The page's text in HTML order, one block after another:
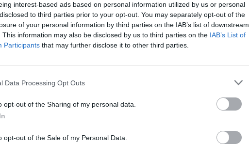
interest-based ads based on personal information utilized by us or personal
to third parties prior to your opt-out. You may separately opt-out of the
of your personal information by third parties on the IAB’s list of downstream
This information may also be disclosed by us to third parties on the IAB’s List of
Participants that may further disclose it to other third parties.
Data Processing Opt Outs
opt-out of the Sharing of my personal data.
opt-out of the Sale of my Personal Data.
o il ricorso ad altri farmaci: un’altra sfida
solo al problema della disponibilità di macchinari in
In Europa un paziente su quattro dà indicazioni
perché il caso non viene discusso con un
riguarda proprio la rete organizzativa”.
artificiale, possono favorire una terapia
con Imaging, sia nella fase diagnostica che in
concerne le terapie innovative ci sono quelle brevi,
anche forme più avanzate come la protonterapia.
quotidiano: usiamo già alcuni sistemi che fanno